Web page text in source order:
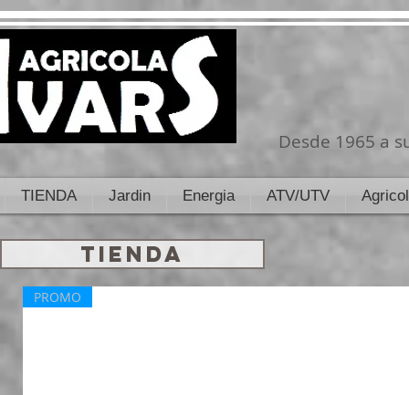
Desde 1965 a
TIENDA Jardin Energia ATV/UTV
TIENDA
PROMO